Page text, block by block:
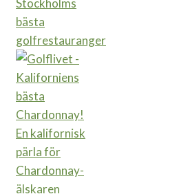
bästa
golfrestauranger
En kalifornisk
pärla för
Chardonnay-
älskaren